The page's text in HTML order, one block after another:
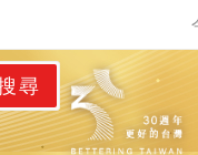
尋